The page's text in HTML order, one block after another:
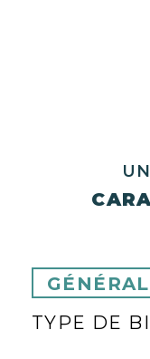
GÉNÉRAL
TYPE DE